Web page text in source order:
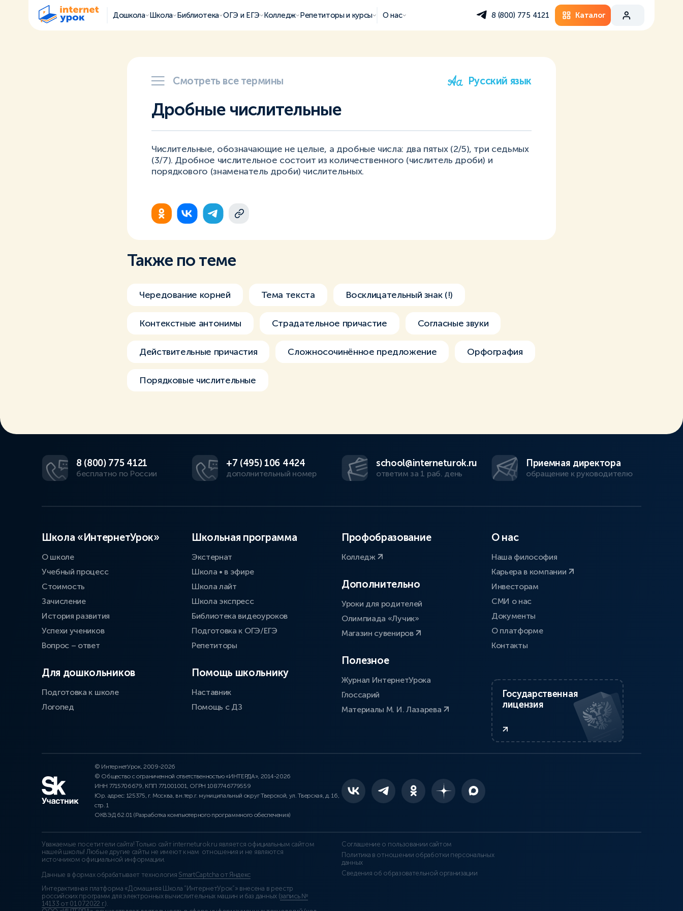
Дошкола Школа Библиотека ОГЭ и ЕГЭ Колледж Репетиторы и курсы О нас 8 (800) 775 4121 Каталог
Смотреть все термины Русский язык
Дробные числительные
Числительные, обозначающие не целые, а дробные числа: два пятых (2/5), три седьмых
(3/7). Дробное числительное состоит из количественного (числитель дроби) и
порядкового (знаменатель дроби) числительных.
Также по теме
Чередование корней Тема текста Восклицательный знак (!)
Контекстные антонимы Страдательное причастие Согласные звуки
Действительные причастия Сложносочинённое предложение Орфография
Порядковые числительные
8 (800) 775 4121
бесплатно по России
+7 (495) 106 4424
дополнительный номер
school@interneturok.ru
ответим за 1 раб. день
Приемная директора
обращение к руководителю
Школа «ИнтернетУрок»
О школе
Учебный процесс
Стоимость
Зачисление
История развития
Успехи учеников
Вопрос – ответ
Для дошкольников
Подготовка к школе
Логопед
Школьная программа
Экстернат
Школа • в эфире
Школа лайт
Школа экспресс
Библиотека видеоуроков
Подготовка к ОГЭ/ЕГЭ
Репетиторы
Помощь школьнику
Наставник
Помощь с ДЗ
Профобразование
Колледж
Дополнительно
Уроки для родителей
Олимпиада «Лучик»
Магазин сувениров
Полезное
Журнал ИнтернетУрока
Глоссарий
Материалы М. И. Лазарева
О нас
Наша философия
Карьера в компании
Инвесторам
СМИ о нас
Документы
О платформе
Контакты
Государственная
лицензия
© ИнтернетУрок, 2009-2026
© Общество с ограниченной ответственностью «ИНТЕРДА», 2014-2026
ИНН 7715706679, КПП 771001001, ОГРН 1087746779559
Юр. адрес: 125375, г. Москва, вн.тер.г. муниципальный округ Тверской, ул. Тверская, д. 16,
стр. 1
ОКВЭД 62.01 (Разработка компьютерного программного обеспечения)
Уважаемые посетители сайта! Только сайт interneturok.ru является официальным сайтом
нашей школы! Любые другие сайты не имеют к нам отношения и не являются
источником официальной информации.
Данные в формах обрабатывает технология SmartCaptcha от Яндекс
Интерактивная платформа «Домашняя Школа “ИнтернетУрок”» внесена в реестр
российских программ для электронных вычислительных машин и баз данных (запись №
14133 от 01.07.2022 г.).
Соглашение о пользовании сайтом
Политика в отношении обработки персональных
данных
Сведения об образовательной организации